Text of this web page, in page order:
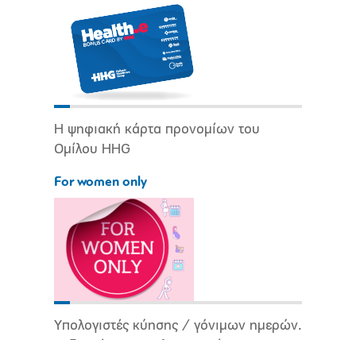
Η ψηφιακή κάρτα προνομίων του
Ομίλου HHG
For women only
Υπολογιστές κύησης / γόνιμων ημερών.